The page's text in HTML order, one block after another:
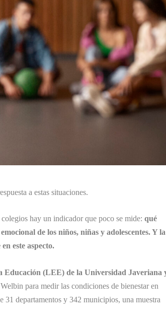
a estas situaciones.
colegios hay un indicador que poco se mide:qué
de los niños, niñas y adolescentes. Y la
este aspecto.
Educación (LEE) de la Universidad Javeriana
para medir las condiciones de bienestar en
31 departamentos y 342 municipios, una muestra